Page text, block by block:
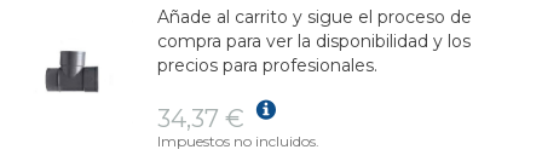
Añade al carrito y sigue el proceso de
compra para ver la disponibilidad y los
precios para profesionales.
34,37 €
Impuestos no incluidos.